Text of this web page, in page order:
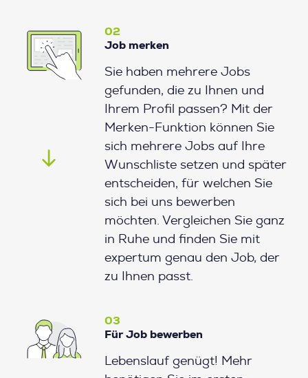
02
Job merken
Sie haben mehrere Jobs
gefunden, die zu Ihnen und
Ihrem Profil passen? Mit der
Merken-Funktion können Sie
sich mehrere Jobs auf Ihre
Wunschliste setzen und später
entscheiden, für welchen Sie
sich bei uns bewerben
möchten. Vergleichen Sie ganz
in Ruhe und finden Sie mit
expertum genau den Job, der
zu Ihnen passt.
03
Für Job bewerben
Lebenslauf genügt! Mehr